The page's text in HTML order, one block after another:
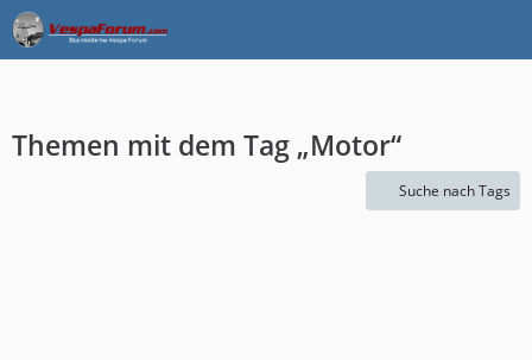
Themen mit dem Tag „Motor“
Suche nach Tags